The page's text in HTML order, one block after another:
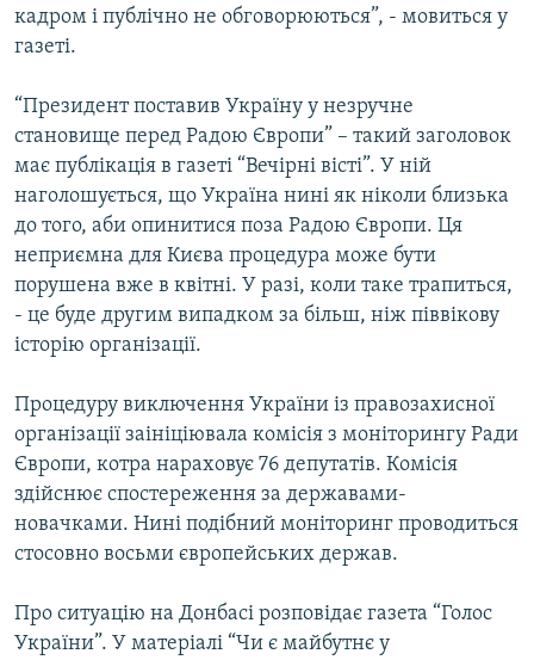
УКР
ДОЛУЧАЙСЯ!
Усі сайти RFE/RL
кадром і публічно не обговорюються”, - мовиться у
газеті.
“Президент поставив Україну у незручне
становище перед Радою Європи” – такий заголовок
має публікація в газеті “Вечірні вісті”. У ній
наголошується, що Україна нині як ніколи близька
до того, аби опинитися поза Радою Європи. Ця
неприємна для Києва процедура може бути
порушена вже в квітні. У разі, коли таке трапиться,
- це буде другим випадком за більш, ніж піввікову
історію організації.
Процедуру виключення України із правозахисної
організації заініціювала комісія з моніторингу Ради
Європи, котра нараховує 76 депутатів. Комісія
здійснює спостереження за державами-
новачками. Нині подібний моніторинг проводиться
стосовно восьми європейських держав.
Про ситуацію на Донбасі розповідає газета “Голос
України”. У матеріалі “Чи є майбутнє у